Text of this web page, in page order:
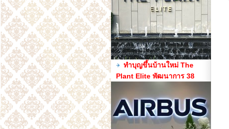
ทำบุญขึ้นบ้านใหม่ The
Plant Elite พัฒนาการ 38